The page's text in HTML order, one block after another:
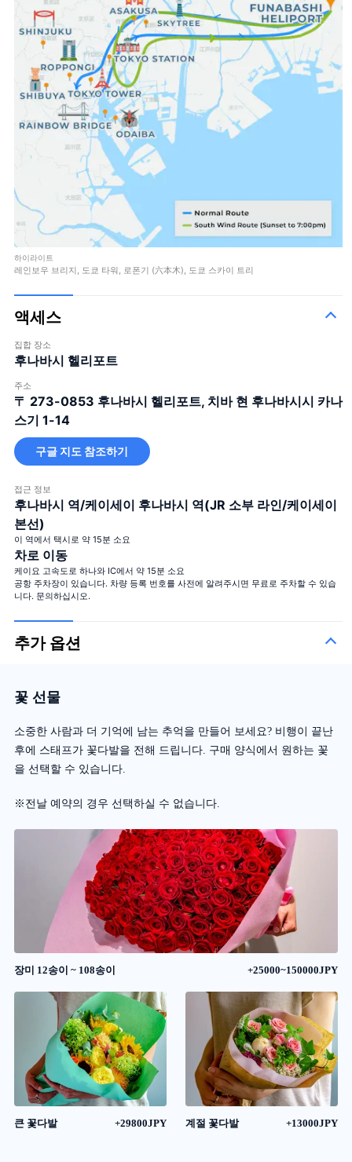
하이라이트
레인보우 브리지, 도쿄 타워, 로폰기 (六本木), 도쿄 스카이 트리
액세스
집합 장소
후나바시 헬리포트
주소
〒 273-0853 후나바시 헬리포트, 치바 현 후나바시시 카나
스기 1-14
구글 지도 참조하기
접근 정보
후나바시 역/케이세이 후나바시 역(JR 소부 라인/케이세이
본선)
이 역에서 택시로 약 15분 소요
차로 이동
케이요 고속도로 하나와 IC에서 약 15분 소요
공항 주차장이 있습니다. 차량 등록 번호를 사전에 알려주시면 무료로 주차할 수 있습
니다. 문의하십시오.
추가 옵션
꽃 선물
소중한 사람과 더 기억에 남는 추억을 만들어 보세요? 비행이 끝난
후에 스태프가 꽃다발을 전해 드립니다. 구매 양식에서 원하는 꽃
을 선택할 수 있습니다.
※전날 예약의 경우 선택하실 수 없습니다.
장미 12송이 ~ 108송이 +25000~150000JPY
큰 꽃다발 +29800JPY 계절 꽃다발 +13000JPY